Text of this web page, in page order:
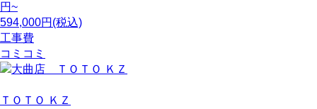
円~
594,000円(税込)
工事費
コミコミ
ＴＯＴＯ ＫＺ